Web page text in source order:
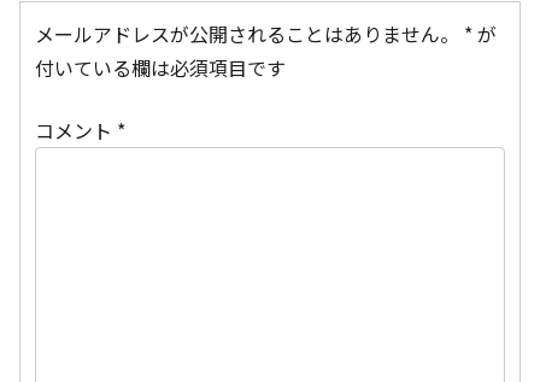
メールアドレスが公開されることはありません。 *が
付いている欄は必須項目です
コメント *